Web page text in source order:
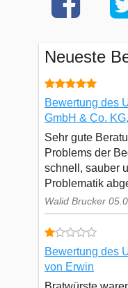
Neueste
Bewertung des
GmbH & Co.
Sehr gute
Problems der
schnell, sauber
Problematik
Walid Brucker
Bewertung des
von Erwin